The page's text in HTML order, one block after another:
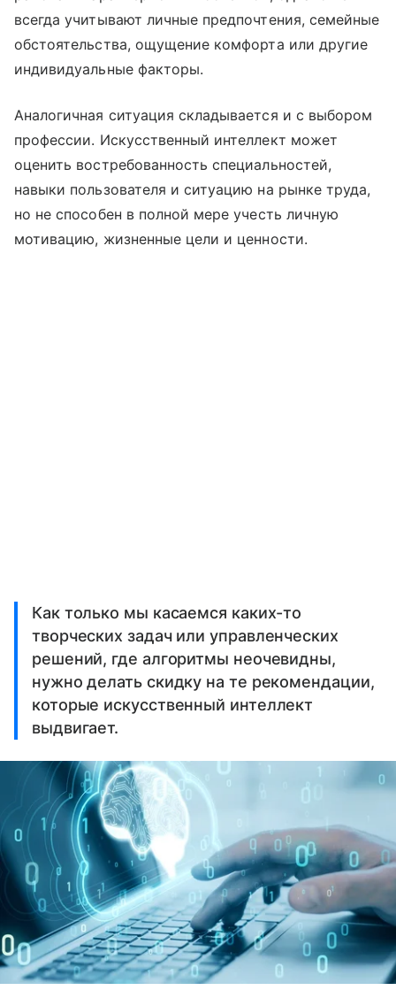
всегда учитывают личные предпочтения, семейные
обстоятельства, ощущение комфорта или другие
индивидуальные факторы.
Аналогичная ситуация складывается и с выбором
профессии. Искусственный интеллект может
оценить востребованность специальностей,
навыки пользователя и ситуацию на рынке труда,
но не способен в полной мере учесть личную
мотивацию, жизненные цели и ценности.
Как только мы касаемся каких-то
творческих задач или управленческих
решений, где алгоритмы неочевидны,
нужно делать скидку на те рекомендации,
которые искусственный интеллект
выдвигает.